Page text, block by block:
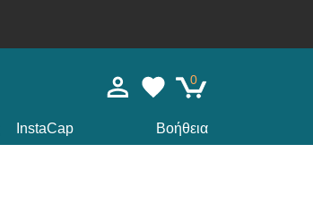
0
InstaCap Βοήθεια